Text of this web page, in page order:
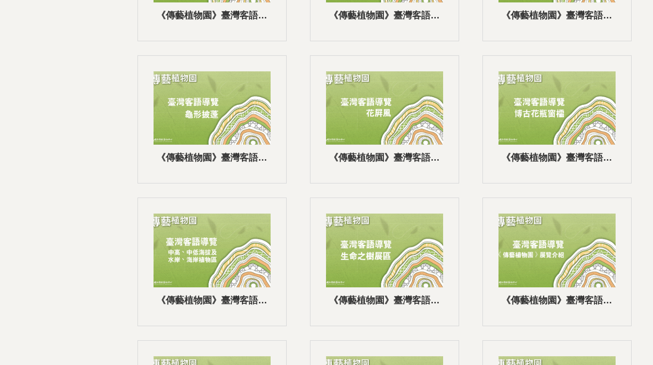
《傳藝植物園》臺灣客語語
《傳藝植物園》臺灣客語語
《傳藝植物園》臺灣客語語
盤
《傳藝植物園》臺灣客語語
《傳藝植物園》臺灣客語語
《傳藝植物園》臺灣客語語
《傳藝植物園》臺灣客語語
水岸、海岸植物區
《傳藝植物園》臺灣客語語
《傳藝植物園》臺灣客語語